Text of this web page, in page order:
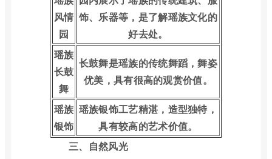
风情
园
饰、乐器等，是了解瑶族文化的
好去处。
瑶族
长鼓
舞
长鼓舞是瑶族的传统舞蹈，舞姿
优美，具有很高的观赏价值。
瑶族
银饰
瑶族银饰工艺精湛，造型独特，
具有较高的艺术价值。
三、自然风光